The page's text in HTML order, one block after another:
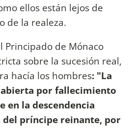
ellos están lejos de
de la realeza.
Principado de Mónaco
sobre la sucesión real,
hacía los hombres: "La
por fallecimiento
en la descendencia
príncipe reinante, por